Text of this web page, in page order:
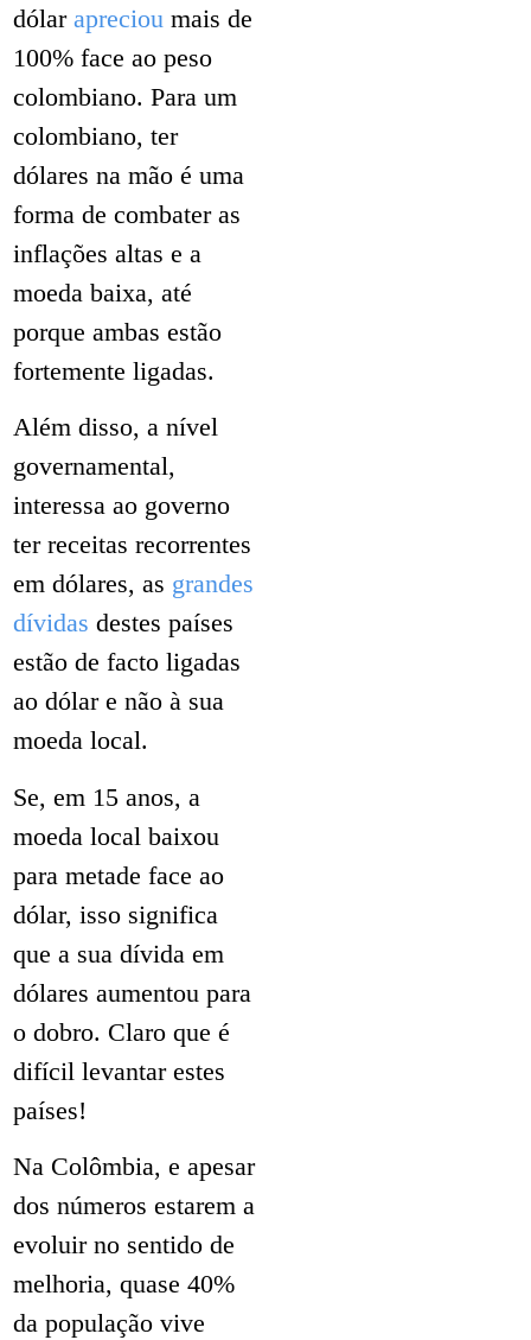
dólar apreciou mais de
100% face ao peso
colombiano. Para um
colombiano, ter
dólares na mão é uma
forma de combater as
inflações altas e a
moeda baixa, até
porque ambas estão
fortemente ligadas.
Além disso, a nível
governamental,
interessa ao governo
ter receitas recorrentes
em dólares, as grandes
dívidas destes países
estão de facto ligadas
ao dólar e não à sua
moeda local.
Se, em 15 anos, a
moeda local baixou
para metade face ao
dólar, isso significa
que a sua dívida em
dólares aumentou para
o dobro. Claro que é
difícil levantar estes
países!
Na Colômbia, e apesar
dos números estarem a
evoluir no sentido de
melhoria, quase 40%
da população vive